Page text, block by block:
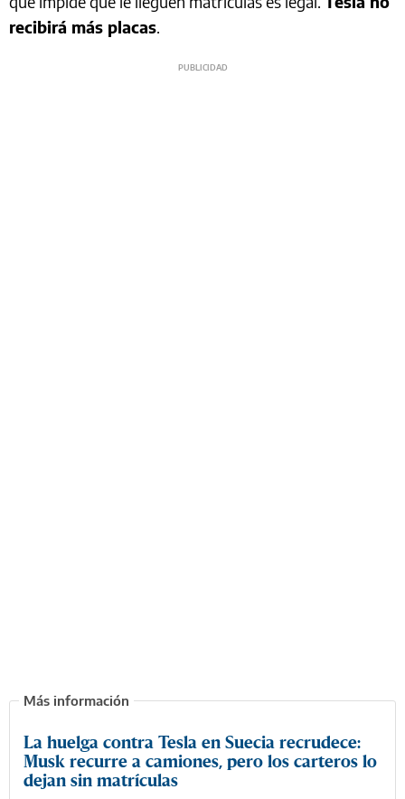
recibirá más placas.
La huelga contra Tesla en Suecia recrudece:
Musk recurre a camiones, pero los carteros lo
dejan sin matrículas